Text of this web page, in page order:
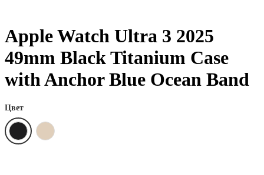
Apple Watch Ultra 3 2025
49mm Black Titanium Case
with Anchor Blue Ocean Band
Цвет